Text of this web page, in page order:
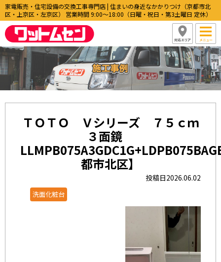
家電販売・住宅設備の交換工事専門店 | 住まいの身近なかかりつけ（京都市北
区・上京区・左京区） 営業時間 9:00〜18:00（日曜・祝日・第3土曜日 定休）
ＴＯＴＯ Ｖシリーズ ７５ｃｍ
３面鏡
都市北区】
投稿日2026.06.02
洗面化粧台